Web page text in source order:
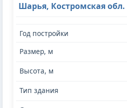
Шарья, Костромская обл.